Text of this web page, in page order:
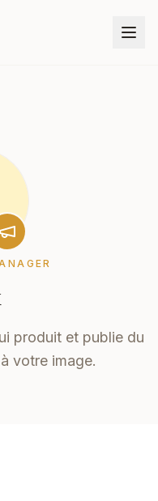
produit et publie du
votre image.